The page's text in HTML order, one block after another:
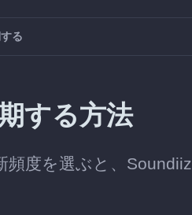
る
する方法
度を選ぶと、Soundiiz